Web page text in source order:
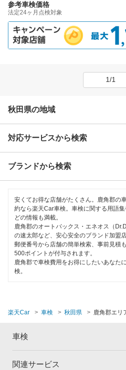
参考車検価格
法定24ヶ月点検対象
1/1
秋田県の地域
秋田市
男鹿市
雄勝郡
潟上市
鹿角市
北秋田郡
大仙市
にかほ市
対応サービスから検索
特典あり
クレジットカードOK
土日祝OK
代車あり
引取り・納車あり
ハイブリッド車OK
120分以内の車検
ブランドから検索
ENEOS
オートバックス
JOYCAL（ジョイカル）
出光興産「らくらく安心車検」
安くてお得な店舗がたくさん。鹿角郡の
約なら楽天Car車検。車検に関する用語
どの情報も満載。
鹿角郡のオートバックス・エネオス（
の速太郎など、安心安全のブランド加盟
郵便番号から店舗の簡単検索、事前見積
500ポイントが付与されます。
鹿角郡で車検費用をお得にしたいあなた
検。
楽天Car 車検 秋田県 鹿角郡エリ
車検
トップ
関連サービス